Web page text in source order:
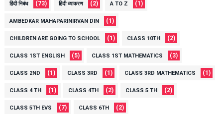
हिंदी निबंध (73) हिंदी व्याकरण (2) A TO Z (1)
AMBEDKAR MAHAPARINIRVAN DIN (1)
CHILDREN ARE GOING TO SCHOOL (1) CLASS 10TH (2)
CLASS 1ST ENGLISH (5) CLASS 1ST MATHEMATICS (3)
CLASS 2ND (1) CLASS 3RD (1) CLASS 3RD MATHEMATICS (1)
CLASS 4 TH (1) CLASS 4TH (2) CLASS 5 TH (2)
CLASS 5TH EVS (7) CLASS 6TH (2)